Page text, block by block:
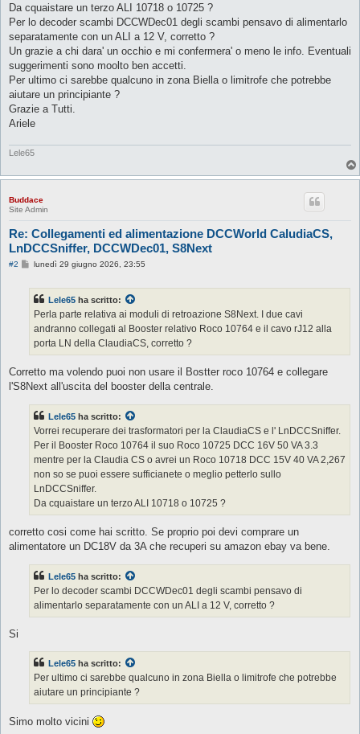
Da cquaistare un terzo ALI 10718 o 10725 ?
Per lo decoder scambi DCCWDec01 degli scambi pensavo di alimentarlo
separatamente con un ALI a 12 V, corretto ?
Un grazie a chi dara' un occhio e mi confermera' o meno le info. Eventuali
suggerimenti sono moolto ben accetti.
Per ultimo ci sarebbe qualcuno in zona Biella o limitrofe che potrebbe
aiutare un principiante ?
Grazie a Tutti.
Ariele
Lele65
Buddace
Site Admin
Re: Collegamenti ed alimentazione DCCWorld CaludiaCS,
LnDCCSniffer, DCCWDec01, S8Next
#2
M
a
g
o
lunedì 29 giugno 2026, 23:55
Lele65 ha scritto:
Perla parte relativa ai moduli di retroazione S8Next. I due cavi
andranno collegati al Booster relativo Roco 10764 e il cavo rJ12 alla
porta LN della ClaudiaCS, corretto ?
Corretto ma volendo puoi non usare il Bostter roco 10764 e collegare
l'S8Next all'uscita del booster della centrale.
Lele65 ha scritto:
Vorrei recuperare dei trasformatori per la ClaudiaCS e l' LnDCCSniffer.
Per il Booster Roco 10764 il suo Roco 10725 DCC 16V 50 VA 3.3
mentre per la Claudia CS o avrei un Roco 10718 DCC 15V 40 VA 2,267
non so se puoi essere sufficianete o meglio petterlo sullo
LnDCCSniffer.
Da cquaistare un terzo ALI 10718 o 10725 ?
corretto cosi come hai scritto. Se proprio poi devi comprare un
alimentatore un DC18V da 3A che recuperi su amazon ebay va bene.
Lele65 ha scritto:
Per lo decoder scambi DCCWDec01 degli scambi pensavo di
alimentarlo separatamente con un ALI a 12 V, corretto ?
Si
Lele65 ha scritto:
Per ultimo ci sarebbe qualcuno in zona Biella o limitrofe che potrebbe
aiutare un principiante ?
Simo molto vicini